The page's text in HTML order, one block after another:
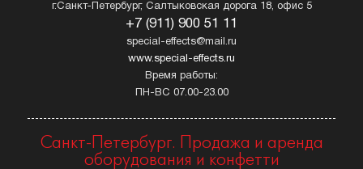
г.Санкт-Петербург, Салтыковская дорога 18, офис 5
+7 (911) 900 51 11
special-effects@mail.ru
www.special-effects.ru
Время работы:
ПН-ВС 07.00-23.00
Санкт-Петербург. Продажа и аренда
оборудования и конфетти